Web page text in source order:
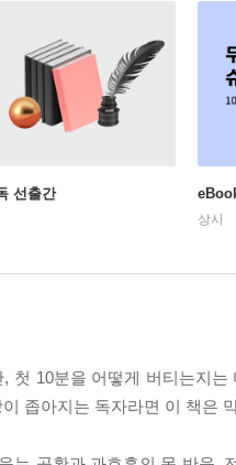
선출간
상시
첫 10분을 어떻게 버티는지
좁아지는 독자라면 이 책은